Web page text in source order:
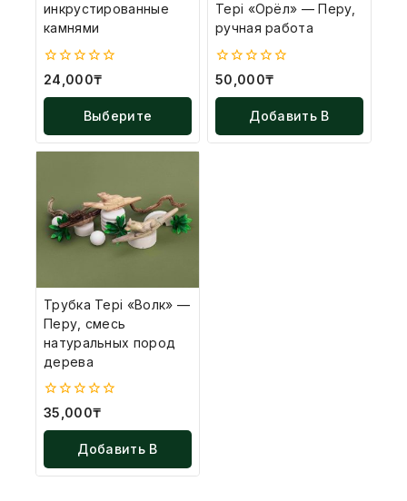
инкрустированные
камнями
0
из
5
24,000₸
Выберите
Параметры
Tepi «Орёл» — Перу,
ручная работа
0
из
5
50,000₸
Добавить В
Корзину
Трубка Tepi «Волк» —
Перу, смесь
натуральных пород
дерева
0
5
35,000₸
Добавить В
Корзину